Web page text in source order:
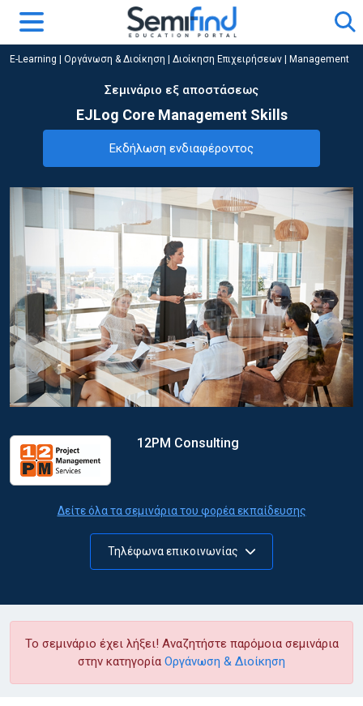
E-Learning Οργάνωση & Διοίκηση Διοίκηση Επιχειρήσεων | Management
Σεμινάριο εξ αποστάσεως
EJLog Core Management Skills
Εκδήλωση ενδιαφέροντος
12PM Consulting
Δείτε όλα τα σεμινάρια του φορέα εκπαίδευσης
Τηλέφωνα επικοινωνίας
Το σεμινάριο έχει λήξει! Αναζητήστε παρόμοια σεμινάρια
στην κατηγορία Οργάνωση & Διοίκηση